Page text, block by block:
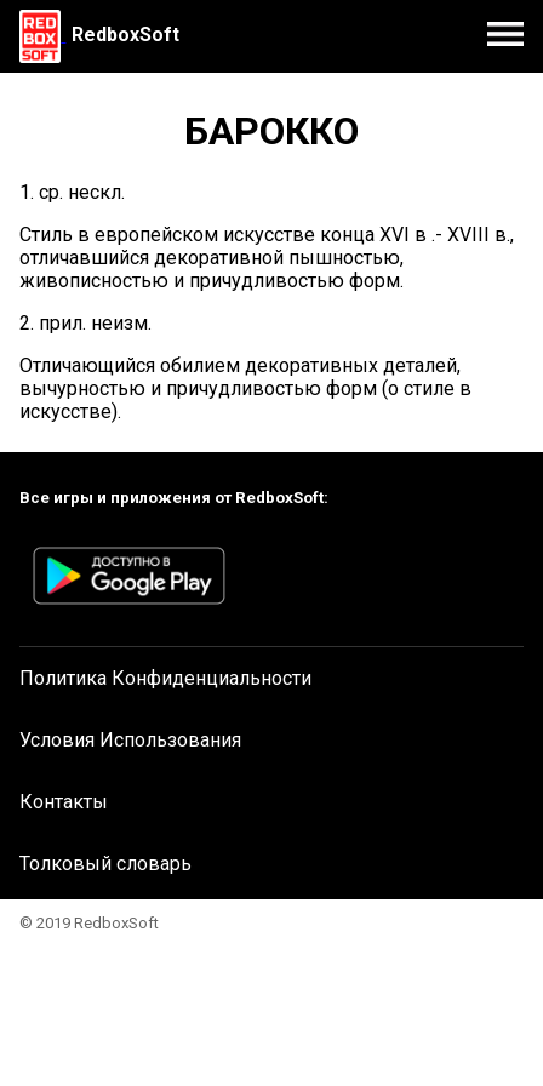
RedboxSoft
БАРОККО
1. ср. нескл.
Стиль в европейском искусстве конца XVI в .- XVIII в.,
отличавшийся декоративной пышностью,
живописностью и причудливостью форм.
2. прил. неизм.
Отличающийся обилием декоративных деталей,
вычурностью и причудливостью форм (о стиле в
искусстве).
Все игры и приложения от RedboxSoft:
Политика Конфиденциальности
Условия Использования
Контакты
Толковый словарь
© 2019 RedboxSoft